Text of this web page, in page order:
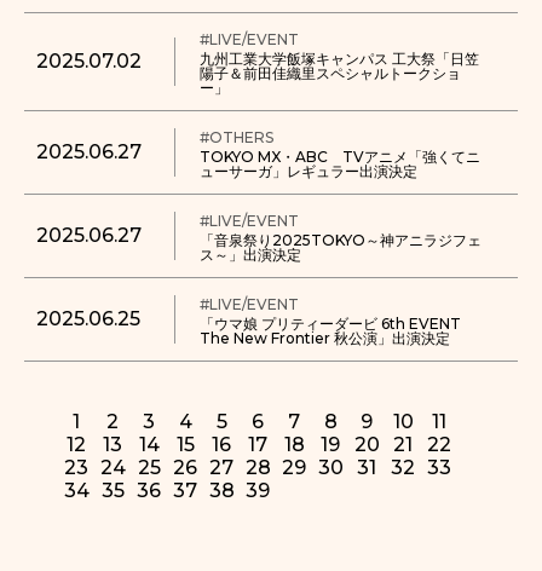
2025.07.02
#LIVE/EVENT
九州工業大学飯塚キャンパス 工大祭「日笠
陽子＆前田佳織里スペシャルトークショ
ー」
2025.06.27
#OTHERS
TOKYO MX・ABC TVアニメ「強くてニ
ューサーガ」レギュラー出演決定
2025.06.27
#LIVE/EVENT
「音泉祭り2025TOKYO～神アニラジフェ
ス～」出演決定
2025.06.25
#LIVE/EVENT
「ウマ娘 プリティーダービ 6th EVENT
The New Frontier 秋公演」出演決定
1 2 3 4 5 6 7 8 9 10
11
12
13 14 15 16 17 18 19 20 21
22
23 24 25 26 27 28 29 30 31 32 33
34 35 36 37 38 39